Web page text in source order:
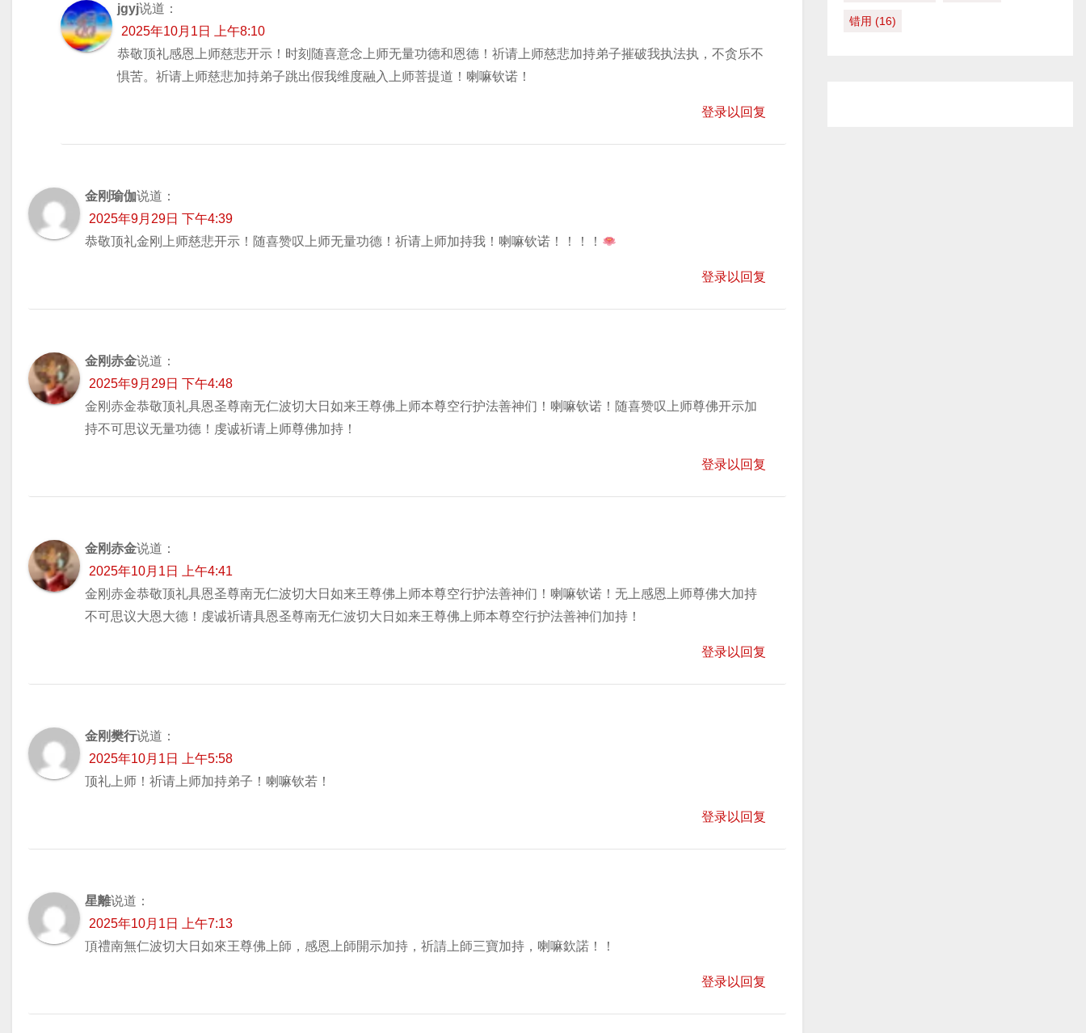
jgyj说道：
2025年10月1日 上午8:10
恭敬顶礼感恩上师慈悲开示！时刻随喜意念上师无量功德和恩德！祈请上师慈悲加持弟子摧破我执法执，不贪乐不
惧苦。祈请上师慈悲加持弟子跳出假我维度融入上师菩提道！喇嘛钦诺！
登录以回复
金刚瑜伽说道：
2025年9月29日 下午4:39
恭敬顶礼金刚上师慈悲开示！随喜赞叹上师无量功德！祈请上师加持我！喇嘛钦诺！！！！
登录以回复
金刚赤金说道：
2025年9月29日 下午4:48
金刚赤金恭敬顶礼具恩圣尊南无仁波切大日如来王尊佛上师本尊空行护法善神们！喇嘛钦诺！随喜赞叹上师尊佛开示加
持不可思议无量功德！虔诚祈请上师尊佛加持！
登录以回复
金刚赤金说道：
2025年10月1日 上午4:41
金刚赤金恭敬顶礼具恩圣尊南无仁波切大日如来王尊佛上师本尊空行护法善神们！喇嘛钦诺！无上感恩上师尊佛大加持
不可思议大恩大德！虔诚祈请具恩圣尊南无仁波切大日如来王尊佛上师本尊空行护法善神们加持！
登录以回复
金刚樊行说道：
2025年10月1日 上午5:58
顶礼上师！祈请上师加持弟子！喇嘛钦若！
登录以回复
星離说道：
2025年10月1日 上午7:13
頂禮南無仁波切大日如來王尊佛上師，感恩上師開示加持，祈請上師三寶加持，喇嘛欽諾！！
登录以回复
错用 (16)